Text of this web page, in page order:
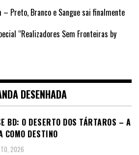
– Preto, Branco e Sangue sai finalmente
“Realizadores Sem Fronteiras by
DESENHADA
BD: O DESERTO DOS TÁRTAROS – A
COMO DESTINO
2026